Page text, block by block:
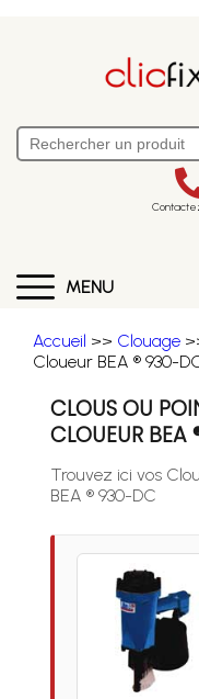
MENU
Accueil >> Clouage
Cloueur BEA ® 930-
CLOUS OU
CLOUEUR
Trouvez ici vos
BEA ® 930-DC